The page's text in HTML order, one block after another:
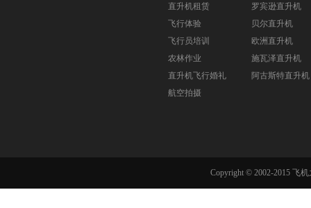
直升机租赁
飞行体验
飞行员培训
农林作业
直升机飞行婚礼
航空拍摄
罗宾逊直升机
贝尔直升机
欧洲直升机
施瓦泽直升机
阿古斯特直升机
Copyright © 2002-2015 飞